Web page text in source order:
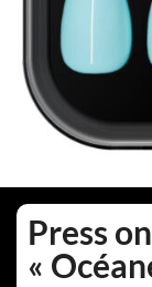
Press
«